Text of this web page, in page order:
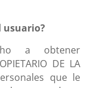
usuario?
a obtener
DE LA
que le